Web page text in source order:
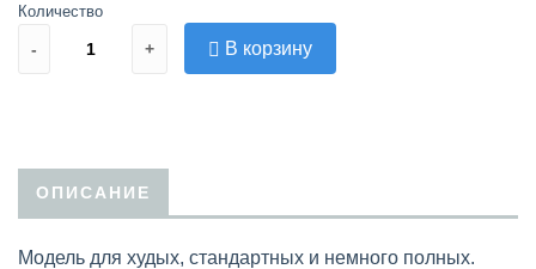
Количество
- + В корзину
ОПИСАНИЕ
Модель для худых, стандартных и немного полных.